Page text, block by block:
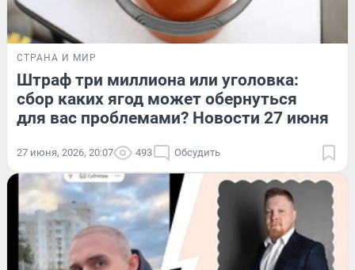
СТРАНА И МИР
Штраф три миллиона или уголовка:
сбор каких ягод может обернуться
для вас проблемами? Новости 27 июня
27 июня, 2026, 20:07 493 Обсудить